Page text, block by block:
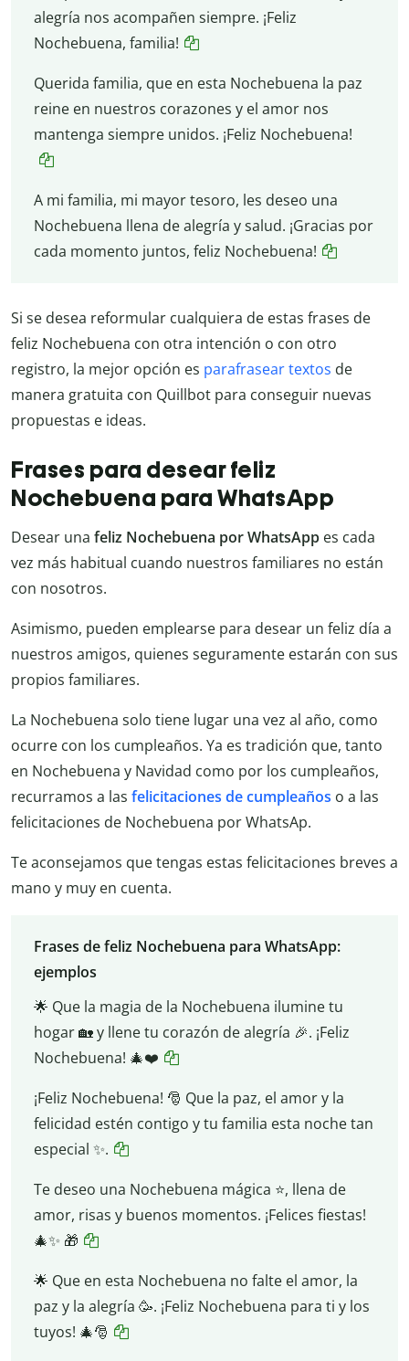
alegría nos acompañen siempre. ¡Feliz
Nochebuena, familia!
Querida familia, que en esta Nochebuena la paz
reine en nuestros corazones y el amor nos
mantenga siempre unidos. ¡Feliz Nochebuena!
A mi familia, mi mayor tesoro, les deseo una
Nochebuena llena de alegría y salud. ¡Gracias por
cada momento juntos, feliz Nochebuena!
Si se desea reformular cualquiera de estas frases de
feliz Nochebuena con otra intención o con otro
registro, la mejor opción es parafrasear textos de
manera gratuita con Quillbot para conseguir nuevas
propuestas e ideas.
Frases para desear feliz
Nochebuena para WhatsApp
Desear una feliz Nochebuena por WhatsApp es cada
vez más habitual cuando nuestros familiares no están
con nosotros.
Asimismo, pueden emplearse para desear un feliz día a
nuestros amigos, quienes seguramente estarán con sus
propios familiares.
La Nochebuena solo tiene lugar una vez al año, como
ocurre con los cumpleaños. Ya es tradición que, tanto
en Nochebuena y Navidad como por los cumpleaños,
recurramos a las felicitaciones de cumpleaños o a las
felicitaciones de Nochebuena por WhatsAp.
Te aconsejamos que tengas estas felicitaciones breves a
mano y muy en cuenta.
Frases de feliz Nochebuena para WhatsApp:
ejemplos
🌟 Que la magia de la Nochebuena ilumine tu
hogar 🏡 y llene tu corazón de alegría 🎉. ¡Feliz
Nochebuena! 🎄❤️
¡Feliz Nochebuena! 🎅 Que la paz, el amor y la
felicidad estén contigo y tu familia esta noche tan
especial ✨.
Te deseo una Nochebuena mágica ⭐, llena de
amor, risas y buenos momentos. ¡Felices fiestas!
🎄✨ 🎁
🌟 Que en esta Nochebuena no falte el amor, la
paz y la alegría 🥳. ¡Feliz Nochebuena para ti y los
tuyos! 🎄🎅